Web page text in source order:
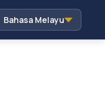
Bahasa Melayu